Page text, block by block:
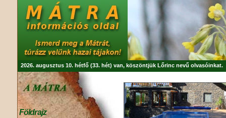
2026. augusztus 10. hétfő (33. hét) van, köszöntjük Lőrinc nevű olvasóinkat.
Földrajz